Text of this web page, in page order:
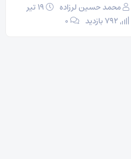
محمد حسین لرزاده
792 بازدید
۰